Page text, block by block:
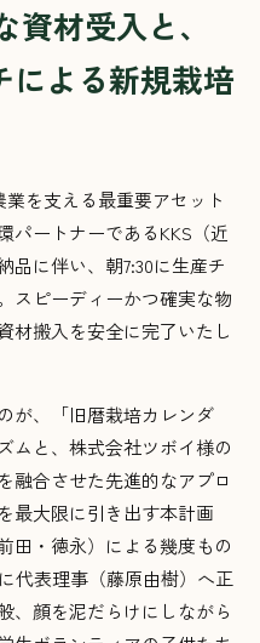
材受入と、
による新規栽培
を支える最重要アセット
パートナーであるKKS（近
品に伴い、朝7:30に生産チ
スピーディーかつ確実な物
材搬入を安全に完了いたし
が、「旧暦栽培カレンダ
ムと、株式会社ツボイ様の
融合させた先進的なアプロ
最大限に引き出す本計画
田・徳永）による幾度もの
代表理事（藤原由樹）へ正
、顔を泥だらけにしながら